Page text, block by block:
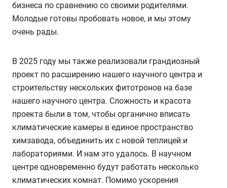
бизнеса по сравнению со своими родителями.
Молодые готовы пробовать новое, и мы этому
очень рады.
В 2025 году мы также реализовали грандиозный
проект по расширению нашего научного центра и
строительству нескольких фитотронов на базе
нашего научного центра. Сложность и красота
проекта были в том, чтобы органично вписать
климатические камеры в единое пространство
химзавода, объединить их с новой теплицей и
лабораториями. И нам это удалось. В научном
центре одновременно будут работать несколько
климатических комнат. Помимо ускорения